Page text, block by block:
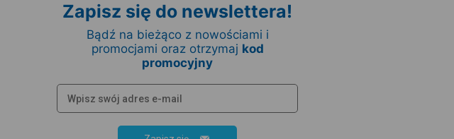
Zapisz się do newslettera!
Bądź na bieżąco z nowościami i
promocjami oraz otrzymaj kod
promocyjny